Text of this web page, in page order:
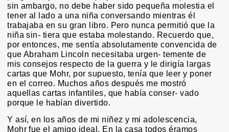
sin ambargo, no debe haber sido pequeña molestia el
tener al lado a una niña conversando mientras él
trabajaba en su gran libro. Pero nunca permitió que la
niña sin- tiera que estaba molestando. Recuerdo que,
por entonces, me sentía absolutamente convencida de
que Abraham Lincoln necesitaba urgen- temente de
mis consejos respecto de la guerra y le dirigía largas
cartas que Mohr, por supuesto, tenía que leer y poner
en el correo. Muchos años después me mostró
aquellas cartas infantiles, que había conser- vado
porque le habían divertido.
Y así, en los años de mi niñez y mi adolescencia,
Mohr fue el amigo ideal. En la casa todos éramos